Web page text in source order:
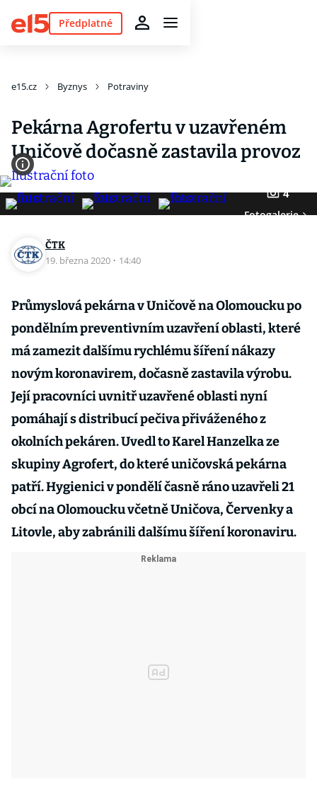
Předplatné
e15.cz Byznys Potraviny
Pekárna Agrofertu v uzavřeném
Uničově dočasně zastavila provoz
4
Fotogalerie
ČTK
19. března 2020 · 14:40
Průmyslová pekárna v Uničově na Olomoucku po
pondělním preventivním uzavření oblasti, které
má zamezit dalšímu rychlému šíření nákazy
novým koronavirem, dočasně zastavila výrobu.
Její pracovníci uvnitř uzavřené oblasti nyní
pomáhají s distribucí pečiva přiváženého z
okolních pekáren. Uvedl to Karel Hanzelka ze
skupiny Agrofert, do které uničovská pekárna
patří. Hygienici v pondělí časně ráno uzavřeli 21
obcí na Olomoucku včetně Uničova, Červenky a
Litovle, aby zabránili dalšímu šíření koronaviru.